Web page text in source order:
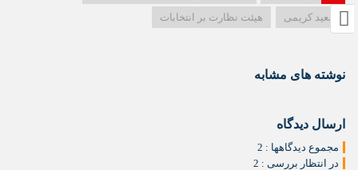
سعید کریمی
هیئت نظارت بر انتخابات
نوشته های مشابه
ارسال دیدگاه
مجموع دیدگاهها : 2
در انتظار بررسی : 2